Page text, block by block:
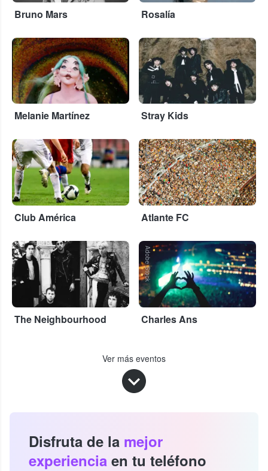
Bruno Mars Rosalía
...
Melanie Martínez
...
Stray Kids
Adobe Stock
Club América
Adobe Stock
Atlante FC
...
The Neighbourhood
Adobe Stock
Charles Ans
Ver más eventos
Disfruta de la mejor
experiencia en tu teléfono